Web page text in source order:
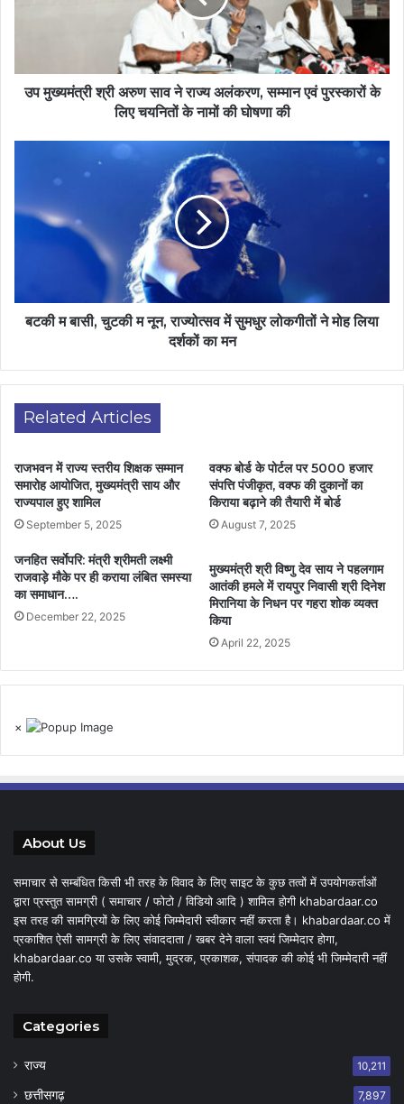
उप मुख्यमंत्री श्री अरुण साव ने राज्य अलंकरण, सम्मान एवं पुरस्कारों के
लिए चयनितों के नामों की घोषणा की
बटकी म बासी, चुटकी म नून, राज्योत्सव में सुमधुर लोकगीतों ने मोह लिया
दर्शकों का मन
Related Articles
राजभवन में राज्य स्तरीय शिक्षक सम्मान
समारोह आयोजित, मुख्यमंत्री साय और
राज्यपाल हुए शामिल
September 5, 2025
वक्फ बोर्ड के पोर्टल पर 5000 हजार
संपत्ति पंजीकृत, वक्फ की दुकानों का
किराया बढ़ाने की तैयारी में बोर्ड
August 7, 2025
जनहित सर्वाेपरि: मंत्री श्रीमती लक्ष्मी
राजवाड़े मौके पर ही कराया लंबित समस्या
का समाधान….
December 22, 2025
मुख्यमंत्री श्री विष्णु देव साय ने पहलगाम
आतंकी हमले में रायपुर निवासी श्री दिनेश
मिरानिया के निधन पर गहरा शोक व्यक्त
किया
April 22, 2025
×
About Us
समाचार से सम्बंधित किसी भी तरह के विवाद के लिए साइट के कुछ तत्वों में उपयोगकर्ताओं
द्वारा प्रस्तुत सामग्री ( समाचार / फोटो / विडियो आदि ) शामिल होगी khabardaar.co
इस तरह की सामग्रियों के लिए कोई जिम्मेदारी स्वीकार नहीं करता है। khabardaar.co में
प्रकाशित ऐसी सामग्री के लिए संवाददाता / खबर देने वाला स्वयं जिम्मेदार होगा,
khabardaar.co या उसके स्वामी, मुद्रक, प्रकाशक, संपादक की कोई भी जिम्मेदारी नहीं
होगी.
Categories
राज्य 10,211
छत्तीसगढ़ 7,897